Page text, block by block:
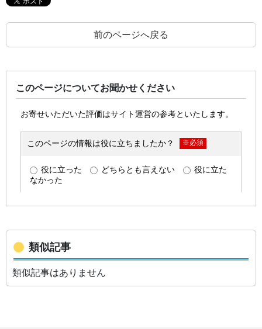
前のページへ戻る
このページについてお聞かせください
類似記事
類似記事はありません